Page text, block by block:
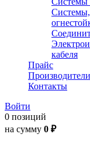
Системы,
кабеля
Прайс
Производители
Контакты
Войти
0 позиций
на сумму 0 ₽